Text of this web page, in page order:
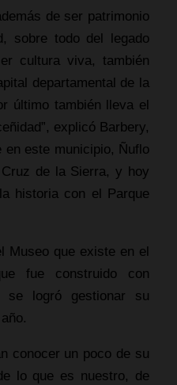
de ser patrimonio
sobre todo del legado
cultura viva, también
departamental de la
último también lleva el
explicó Barbery,
en este municipio, Ñuflo
de la Sierra, y hoy
historia con el Parque
Museo que existe en el
fue construido con
se logró gestionar su
conocer un poco de su
lo que es nuestro, de